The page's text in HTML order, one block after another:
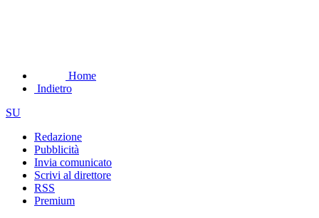
Home
Indietro
SU
Redazione
Pubblicità
Invia comunicato
Scrivi al direttore
RSS
Premium